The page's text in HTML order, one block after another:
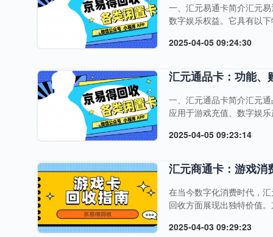
一、汇元易通卡简介汇元
数字娱乐权益。它具有以
购买方法（一）线上购买
三方充值平台：如骏网等
2025-04-05 09:24:30
汇元通品卡：功能、
一、汇元通品卡简介汇元
应用于游戏充值、数字娱
还可以用于购买音乐、电
2.选择所需的面额，通常
支付等。4.支付成功后，将
2025-04-05 09:23:14
汇元商通卡：游戏消
在当今数字化消费时代，
回收方面展现出独特价值
卡由资和信商通公司发行
2025-04-03 09:29:23